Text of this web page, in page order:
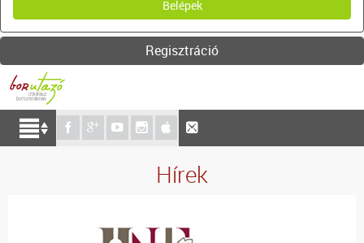
Regisztráció
Hírek